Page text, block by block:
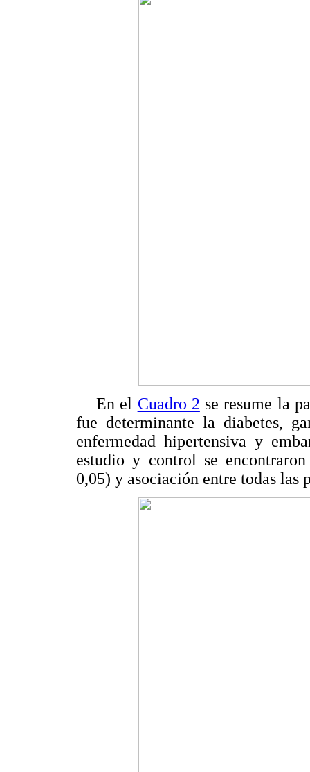
En el Cuadro 2 se resume la
fue determinante la diabetes,
enfermedad hipertensiva y
estudio y control se
0,05) y asociación entre todas las